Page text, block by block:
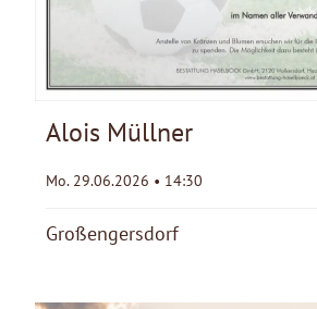
Alois Müllner
Mo. 29.06.2026 • 14:30
Großengersdorf